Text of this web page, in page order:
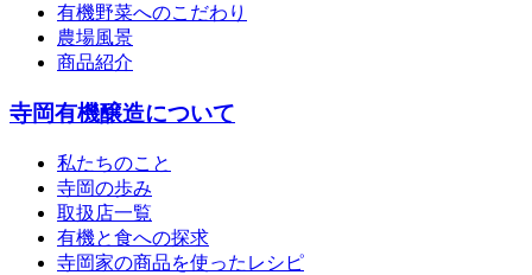
有機野菜へのこだわり
農場風景
商品紹介
寺岡有機醸造について
私たちのこと
寺岡の歩み
取扱店一覧
有機と食への探求
寺岡家の商品を使ったレシピ